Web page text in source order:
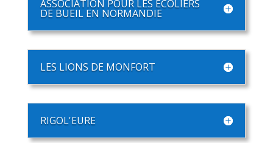
ASSOCIATION POUR LES ECOLIERS
DE BUEIL EN NORMANDIE
LES LIONS DE MONFORT
RIGOL'EURE